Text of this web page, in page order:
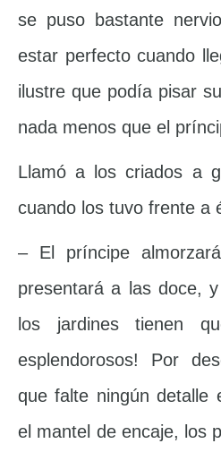
se puso bastante
estar perfecto cuando
ilustre que podía pisar
nada menos que el
Llamó a los criados a
cuando los tuvo frente a
– El príncipe
presentará a las doce,
los jardines tienen
esplendorosos! Por
que falte ningún detalle
el mantel de encaje, los